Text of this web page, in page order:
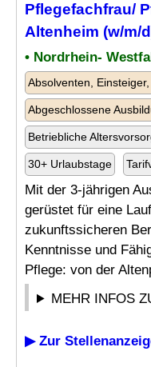
Pflegefachfrau/
Altenheim (w/m/
• Nordrhein-
Absolventen,
Abgeschlossene
Betriebliche
30+ Urlaubstage
Mit der 3-jährigen
gerüstet für eine
zukunftssicheren
Kenntnisse und
Pflege: von der
MEHR INFOS
▶ Zur